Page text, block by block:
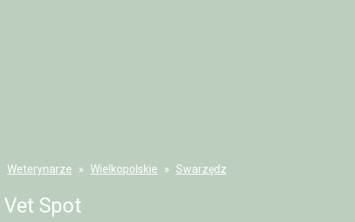
Weterynarze Wielkopolskie Swarzędz
Vet Spot